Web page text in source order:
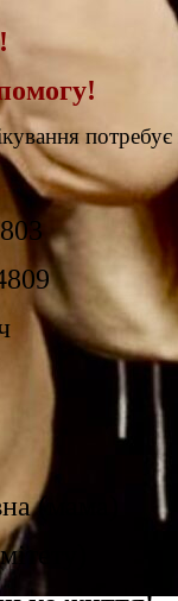
потребує
(мама)